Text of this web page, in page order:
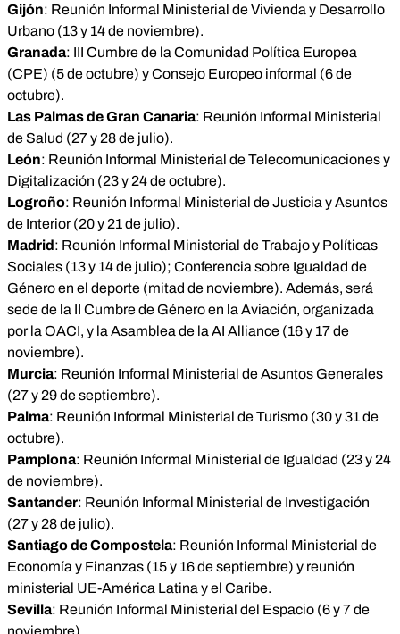
Gijón: Reunión Informal Ministerial de Vivienda y Desarrollo
Urbano (13 y 14 de noviembre).
Granada: III Cumbre de la Comunidad Política Europea
(CPE) (5 de octubre) y Consejo Europeo informal (6 de
octubre).
Las Palmas de Gran Canaria: Reunión Informal Ministerial
de Salud (27 y 28 de julio).
León: Reunión Informal Ministerial de Telecomunicaciones y
Digitalización (23 y 24 de octubre).
Logroño: Reunión Informal Ministerial de Justicia y Asuntos
de Interior (20 y 21 de julio).
Madrid: Reunión Informal Ministerial de Trabajo y Políticas
Sociales (13 y 14 de julio); Conferencia sobre Igualdad de
Género en el deporte (mitad de noviembre). Además, será
sede de la II Cumbre de Género en la Aviación, organizada
por la OACI, y la Asamblea de la AI Alliance (16 y 17 de
noviembre).
Murcia: Reunión Informal Ministerial de Asuntos Generales
(27 y 29 de septiembre).
Palma: Reunión Informal Ministerial de Turismo (30 y 31 de
octubre).
Pamplona: Reunión Informal Ministerial de Igualdad (23 y 24
de noviembre).
Santander: Reunión Informal Ministerial de Investigación
(27 y 28 de julio).
Santiago de Compostela: Reunión Informal Ministerial de
Economía y Finanzas (15 y 16 de septiembre) y reunión
ministerial UE-América Latina y el Caribe.
Sevilla: Reunión Informal Ministerial del Espacio (6 y 7 de
noviembre).